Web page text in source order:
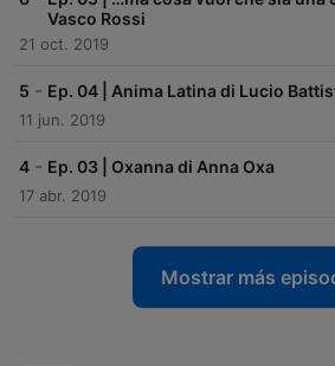
Vasco Rossi
21 oct. 2019
5 - Ep. 04 | Anima Latina di Lucio
11 jun. 2019
4 - Ep. 03 | Oxanna di Anna Oxa
17 abr. 2019
Mostrar más